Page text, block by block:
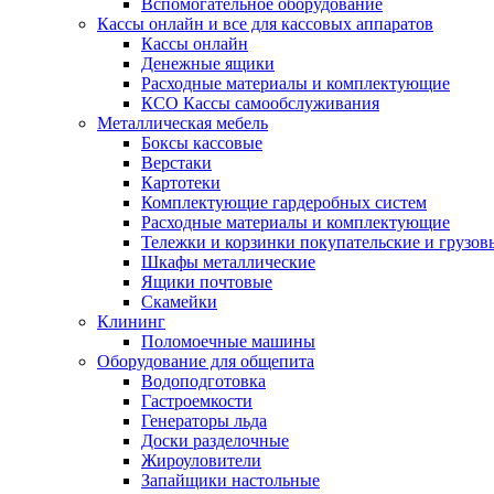
Вспомогательное оборудование
Кассы онлайн и все для кассовых аппаратов
Кассы онлайн
Денежные ящики
Расходные материалы и комплектующие
КСО Кассы самообслуживания
Металлическая мебель
Боксы кассовые
Верстаки
Картотеки
Комплектующие гардеробных систем
Расходные материалы и комплектующие
Тележки и корзинки покупательские и
Шкафы металлические
Ящики почтовые
Скамейки
Клининг
Поломоечные машины
Оборудование для общепита
Водоподготовка
Гастроемкости
Генераторы льда
Доски разделочные
Жироуловители
Запайщики настольные